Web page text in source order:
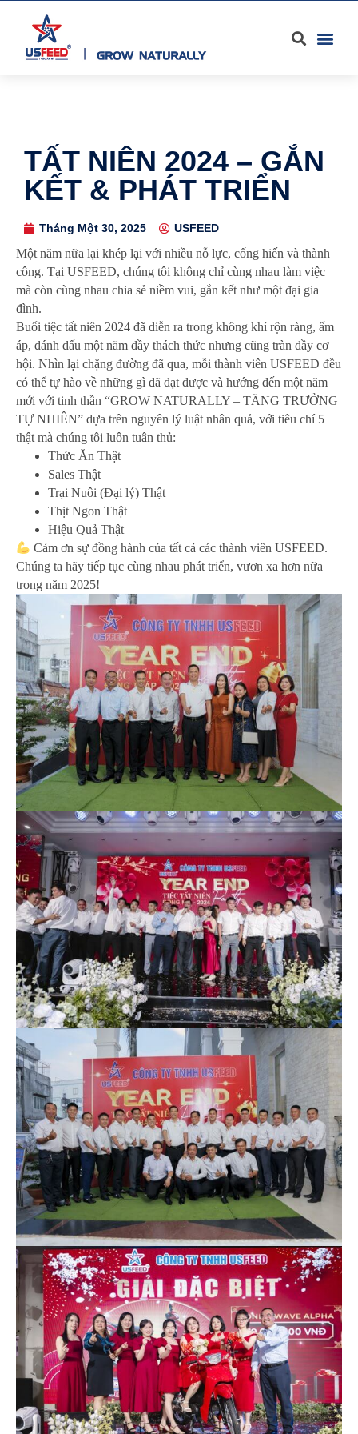
TẤT NIÊN 2024 – GẮN
KẾT & PHÁT TRIỂN
Tháng Một 30, 2025 USFEED
Một năm nữa lại khép lại với nhiều nỗ lực, cống hiến và thành
công. Tại USFEED, chúng tôi không chỉ cùng nhau làm việc
mà còn cùng nhau chia sẻ niềm vui, gắn kết như một đại gia
đình.
Buổi tiệc tất niên 2024 đã diễn ra trong không khí rộn ràng, ấm
áp, đánh dấu một năm đầy thách thức nhưng cũng tràn đầy cơ
hội. Nhìn lại chặng đường đã qua, mỗi thành viên USFEED đều
có thể tự hào về những gì đã đạt được và hướng đến một năm
mới với tinh thần “GROW NATURALLY – TĂNG TRƯỞNG
TỰ NHIÊN” dựa trên nguyên lý luật nhân quả, với tiêu chí 5
thật mà chúng tôi luôn tuân thủ:
Thức Ăn Thật
Sales Thật
Trại Nuôi (Đại lý) Thật
Thịt Ngon Thật
Hiệu Quả Thật
Cảm ơn sự đồng hành của tất cả các thành viên USFEED.
Chúng ta hãy tiếp tục cùng nhau phát triển, vươn xa hơn nữa
trong năm 2025!